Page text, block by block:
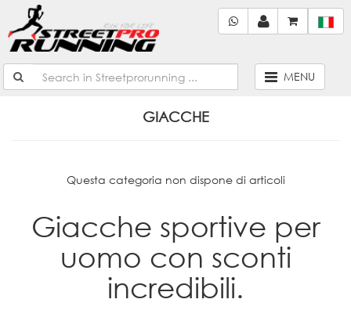
MENU
GIACCHE
Questa categoria non dispone di articoli
Giacche sportive per
uomo con sconti
incredibili.